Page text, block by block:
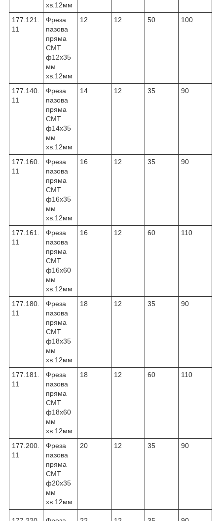
хв.12мм
177.121.
11
Фреза
пазова
пряма
CMT
ф12х35
мм
хв.12мм
12 12 50 100
177.140.
11
Фреза
пазова
пряма
CMT
ф14х35
мм
хв.12мм
14 12 35 90
177.160.
11
Фреза
пазова
пряма
CMT
ф16х35
мм
хв.12мм
16 12 35 90
177.161.
11
Фреза
пазова
пряма
CMT
ф16х60
мм
хв.12мм
16 12 60 110
177.180.
11
Фреза
пазова
пряма
CMT
ф18х35
мм
хв.12мм
18 12 35 90
177.181.
11
Фреза
пазова
пряма
CMT
ф18х60
мм
хв.12мм
18 12 60 110
177.200.
11
Фреза
пазова
пряма
CMT
ф20х35
мм
хв.12мм
20 12 35 90